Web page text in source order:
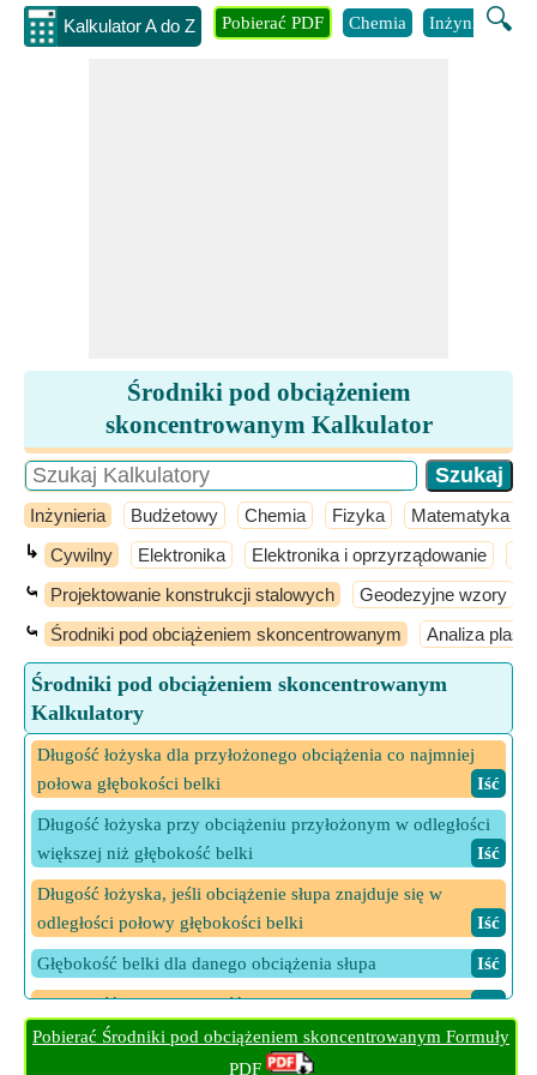
Kalkulator A do Z 🔍
Pobierać PDF Chemia Inżynieria
Środniki pod obciążeniem
skoncentrowanym Kalkulator
Inżynieria Budżetowy Chemia Fizyka Matematyka
↳ Cywilny Elektronika Elektronika i oprzyrządowanie
⤿ Projektowanie konstrukcji stalowych Geodezyjne wzory
⤿ Środniki pod obciążeniem skoncentrowanym Analiza
Środniki pod obciążeniem skoncentrowanym
Kalkulatory
Długość łożyska dla przyłożonego obciążenia co najmniej
połowa głębokości belki
​ Iść
Długość łożyska przy obciążeniu przyłożonym w odległości
większej niż głębokość belki
​ Iść
Długość łożyska, jeśli obciążenie słupa znajduje się w
odległości połowy głębokości belki
​ Iść
Głębokość belki dla danego obciążenia słupa ​ Iść
Głębokość wstęgi Wyczyść filety ​ Iść
Grubość środnika dla danego naprężenia ​ Iść
Pobierać Środniki pod obciążeniem skoncentrowanym Formuły
PDF